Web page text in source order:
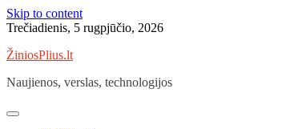
Skip to content
Trečiadienis, 5 rugpjūčio, 2026
ŽiniosPlius.lt
Naujienos, verslas, technologijos